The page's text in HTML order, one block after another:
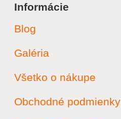
Informácie
Blog
Galéria
Všetko o nákupe
Obchodné podmienky